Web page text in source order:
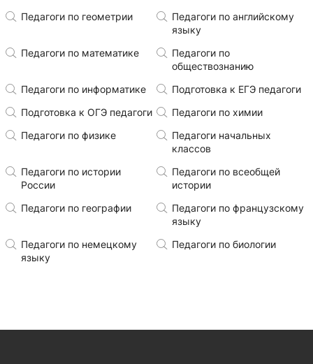
Педагоги по геометрии
Педагоги по английскому
языку
Педагоги по математике
Педагоги по
обществознанию
Педагоги по информатике
Подготовка к ЕГЭ педагоги
Подготовка к ОГЭ педагоги
Педагоги по химии
Педагоги по физике
Педагоги начальных
классов
Педагоги по истории
России
Педагоги по всеобщей
истории
Педагоги по географии
Педагоги по французскому
языку
Педагоги по немецкому
языку
Педагоги по биологии